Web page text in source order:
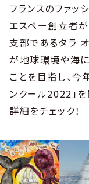
フランスのファッ
エスベー創立者
支部であるタラ
が地球環境や海
ことを目指し、今
ンクール2022」
詳細をチェック！